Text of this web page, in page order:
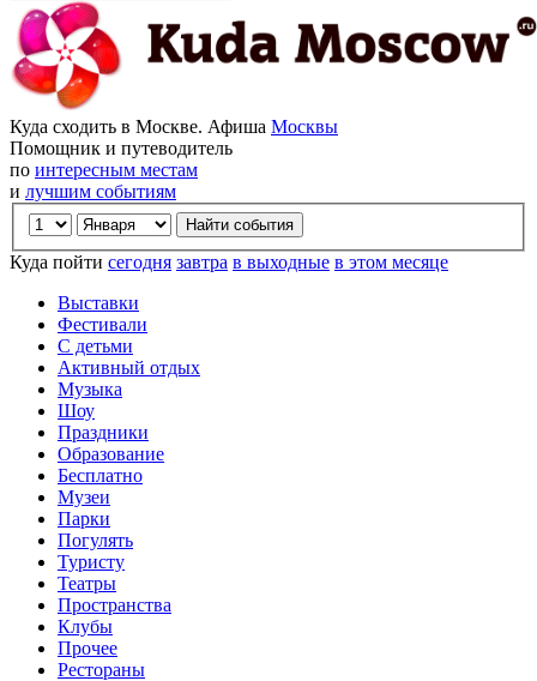
Куда сходить в Москве. Афиша Москвы
Помощник и путеводитель
по интересным местам
и лучшим событиям
Куда пойти сегодня завтра в выходные в этом месяце
Выставки
Фестивали
С детьми
Активный отдых
Музыка
Шоу
Праздники
Образование
Бесплатно
Музеи
Парки
Погулять
Туристу
Театры
Пространства
Клубы
Прочее
Рестораны